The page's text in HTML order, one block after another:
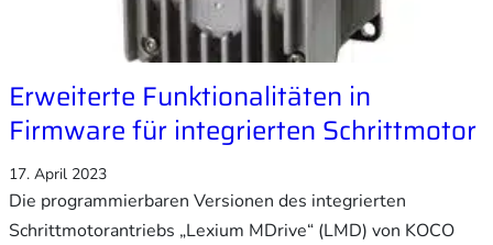
Erweiterte Funktionalitäten in
Firmware für integrierten Schrittmotor
17. April 2023
Die programmierbaren Versionen des integrierten
Schrittmotorantriebs „Lexium MDrive“ (LMD) von KOCO